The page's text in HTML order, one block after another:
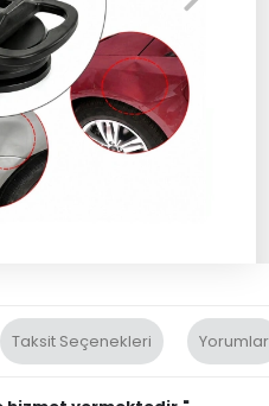
Taksit Seçenekleri Yorumlar